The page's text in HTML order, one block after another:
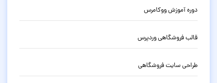
دوره آموزش ووکامرس
قالب فروشگاهی وردپرس
طراحی سایت فروشگاهی